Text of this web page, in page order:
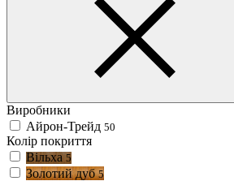
Виробники
Айрон-Трейд 50
Колір покриття
Вільха5
Золотий дуб5